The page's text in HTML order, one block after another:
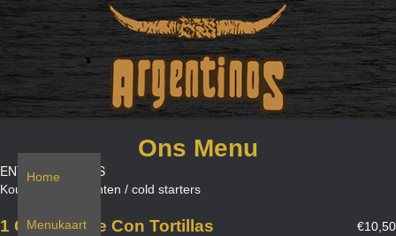
Home
Menukaart
Ons Menu
ENTRADAS FRIAS
Koude voorgerechten / cold starters
1 Guacamole Con Tortillas
€10,50